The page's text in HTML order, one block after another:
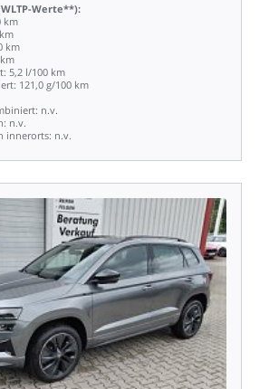
Werte**):
km
km
km
km
5,2 l/100 km
121,0 g/100 km
n.v.
n.v.
innerorts: n.v.